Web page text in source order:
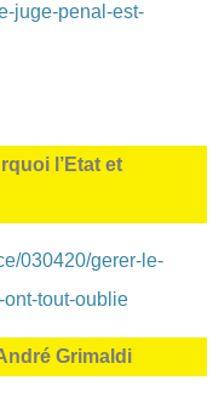
juge-penal-est-
l’Etat et
030420/gerer-le-
tout-oublie
Grimaldi